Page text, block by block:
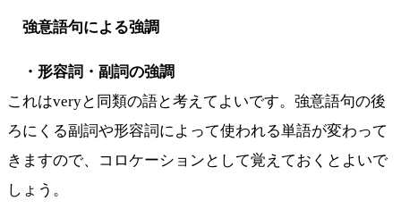
強意語句による強調
・形容詞・副詞の強調
これはveryと同類の語と考えてよいです。強意語句の後
ろにくる副詞や形容詞によって使われる単語が変わって
きますので、コロケーションとして覚えておくとよいで
しょう。